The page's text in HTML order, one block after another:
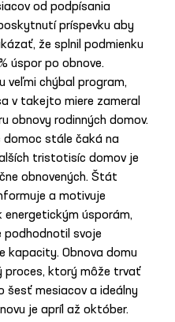
od podpísania
príspevku aby
že splnil podmienku
úspor po obnove.
veľmi chýbal program,
v takejto miere zameral
obnovy rodinných domov.
domoc stále čaká na
tristotisíc domov je
obnovených. Štát
a motivuje
energetickým úsporám,
podhodnotil svoje
kapacity. Obnova domu
proces, ktorý môže trvať
šesť mesiacov a ideálny
je apríl až október.